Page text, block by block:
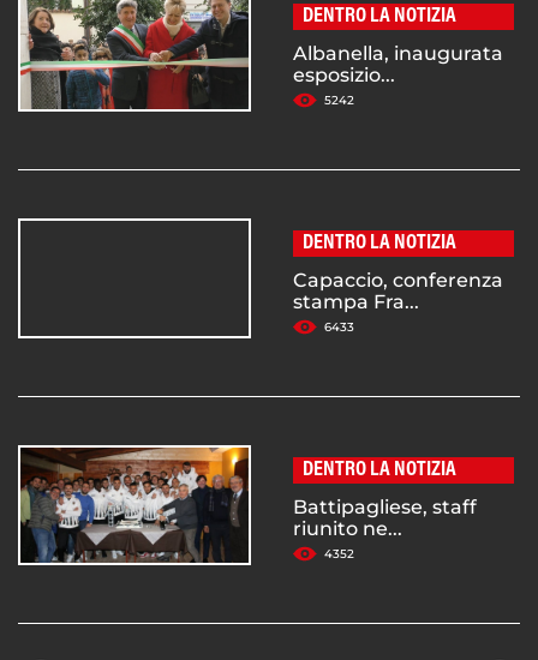
DENTRO LA NOTIZIA
Albanella, inaugurata
esposizio...
5242
DENTRO LA NOTIZIA
Capaccio, conferenza
stampa Fra...
6433
DENTRO LA NOTIZIA
Battipagliese, staff
riunito ne...
4352